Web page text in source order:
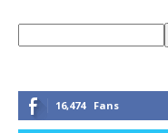
16,474 Fans